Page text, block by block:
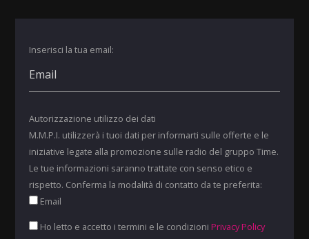
Inserisci la tua email:
Autorizzazione utilizzo dei dati
M.M.P.I. utilizzerà i tuoi dati per informarti sulle offerte e le
iniziative legate alla promozione sulle radio del gruppo Time.
Le tue informazioni saranno trattate con senso etico e
rispetto. Conferma la modalità di contatto da te preferita:
Email
Ho letto e accetto i termini e le condizioni Privacy Policy